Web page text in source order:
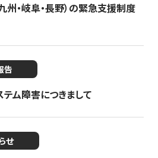
・岐阜・長野）の緊急支援制度
告
ム障害につきまして
せ